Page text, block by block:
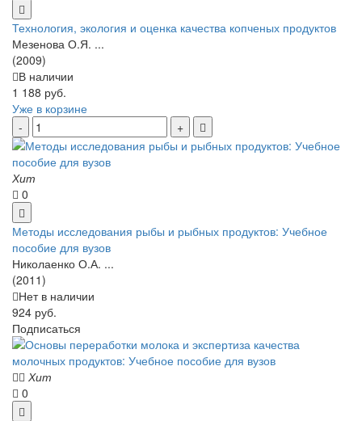
Технология, экология и оценка качества копченых продуктов
Мезенова О.Я. ...
(2009)
В наличии
1 188 руб.
Уже в корзине
Хит
0
Методы исследования рыбы и рыбных продуктов: Учебное
пособие для вузов
Николаенко О.А. ...
(2011)
Нет в наличии
924 руб.
Подписаться
Хит
0